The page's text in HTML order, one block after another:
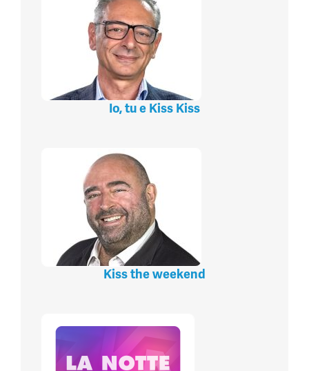
Io, tu e Kiss Kiss
Kiss the weekend